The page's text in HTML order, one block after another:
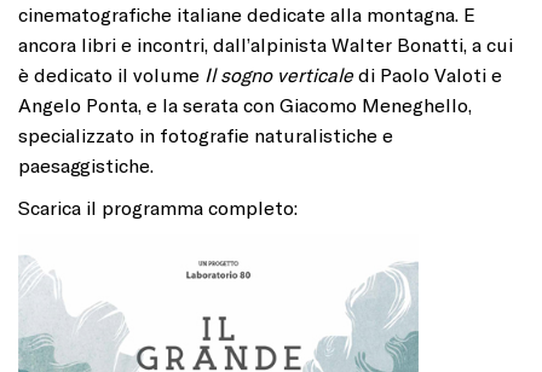
cinematografiche italiane dedicate alla montagna. E
ancora libri e incontri, dall’alpinista Walter Bonatti, a cui
è dedicato il volume Il sogno verticale di Paolo Valoti e
Angelo Ponta, e la serata con Giacomo Meneghello,
specializzato in fotografie naturalistiche e
paesaggistiche.
Scarica il programma completo: